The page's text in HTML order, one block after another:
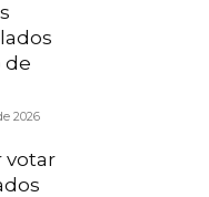
de
2026
votar